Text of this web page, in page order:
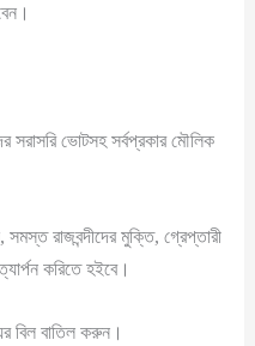
সরাসরি ভোটসহ সর্বপ্রকার মৌলিক
রাজবন্দীদের মুক্তি, গ্রেপ্তারী
করিতে হইবে।
বিল বাতিল করুন।